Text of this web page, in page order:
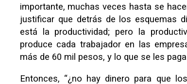
importante, muchas veces hasta se
justificar que detrás de los esquemas
está la productividad; pero la
produce cada trabajador en las
más de 60 mil pesos, y lo que se les
Entonces, “¿no hay dinero para que